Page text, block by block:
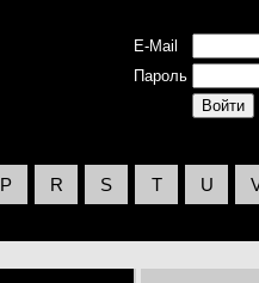
E-Mail
Пароль
P R S T U